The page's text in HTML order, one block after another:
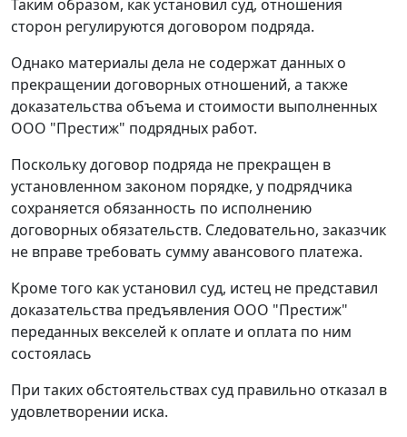
Таким образом, как установил суд, отношения
сторон регулируются договором подряда.
Однако материалы дела не содержат данных о
прекращении договорных отношений, а также
доказательства объема и стоимости выполненных
ООО "Престиж" подрядных работ.
Поскольку договор подряда не прекращен в
установленном законом порядке, у подрядчика
сохраняется обязанность по исполнению
договорных обязательств. Следовательно, заказчик
не вправе требовать сумму авансового платежа.
Кроме того как установил суд, истец не представил
доказательства предъявления ООО "Престиж"
переданных векселей к оплате и оплата по ним
состоялась
При таких обстоятельствах суд правильно отказал в
удовлетворении иска.